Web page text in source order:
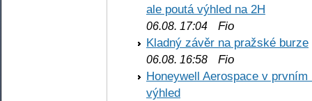
ale poutá výhled na 2H
06.08. 17:04 Fio
Kladný závěr na pražské burze
06.08. 16:58 Fio
Honeywell Aerospace v
výhled